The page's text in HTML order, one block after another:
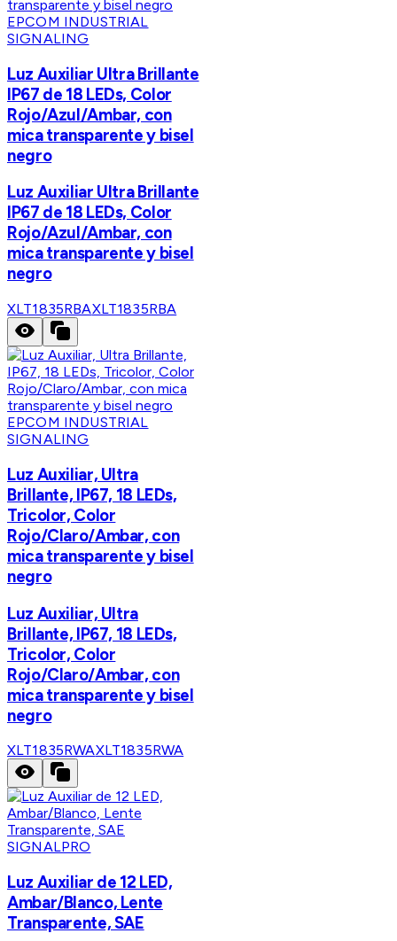
EPCOM INDUSTRIAL
SIGNALING
Luz Auxiliar Ultra Brillante
IP67 de 18 LEDs, Color
Rojo/Azul/Ambar, con
mica transparente y bisel
negro
Luz Auxiliar Ultra Brillante
IP67 de 18 LEDs, Color
Rojo/Azul/Ambar, con
mica transparente y bisel
negro
XLT1835RBAXLT1835RBA
EPCOM INDUSTRIAL
SIGNALING
Luz Auxiliar, Ultra
Brillante, IP67, 18 LEDs,
Tricolor, Color
Rojo/Claro/Ambar, con
mica transparente y bisel
negro
Luz Auxiliar, Ultra
Brillante, IP67, 18 LEDs,
Tricolor, Color
Rojo/Claro/Ambar, con
mica transparente y bisel
negro
XLT1835RWAXLT1835RWA
SIGNALPRO
Luz Auxiliar de 12 LED,
Ambar/Blanco, Lente
Transparente, SAE